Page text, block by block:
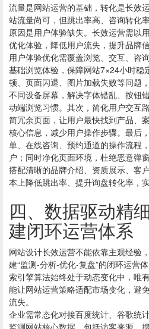
流量是网站运营的基础，转化是长效
站流量尚可，但跳出率高、咨询转化
原因是用户体验缺失。长效运营需以
优化体验，降低用户流失，提升品牌
用户体验优化需覆盖浏览、交互、咨
基础浏览体验，保障网站7×24小时稳
顿、页面闪退、图片加载失败等问题
不同设备屏幕，解决字体错乱、按钮
动端浏览习惯。其次，简化用户交互
简冗余页面，让用户最快找到产品、
核心信息，减少用户操作步骤。最后
单、在线咨询、预约通道的操作流程
户；同时净化页面环境，杜绝恶意弹
搭配清晰的品牌介绍、资质展示、客
本上降低跳出率、提升询盘转化率，
四、数据驱动精
建闭环运营体系
网站设计长效运营不能依靠主观经验
建“监测-分析-优化-复盘”的闭环运营
索引擎算法始终处于动态变化中，唯
能让网站运营策略适配市场变化，避
流失。
企业需常态化对接百度统计、谷歌统
监测网站核心数据，包括访客来源、